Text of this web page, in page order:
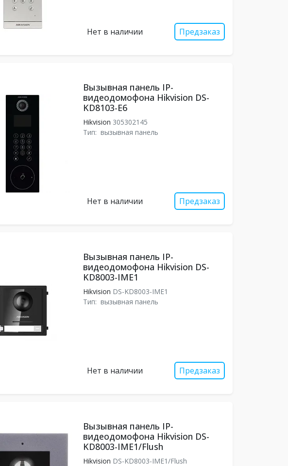
Нет в наличии Предзаказ
Вызывная панель IP-
видеодомофона Hikvision DS-
KD8103-E6
Hikvision 305302145
Тип: вызывная панель
Нет в наличии Предзаказ
Вызывная панель IP-
видеодомофона Hikvision DS-
KD8003-IME1
Hikvision DS-KD8003-IME1
Тип: вызывная панель
Нет в наличии Предзаказ
Вызывная панель IP-
видеодомофона Hikvision DS-
KD8003-IME1/Flush
Hikvision DS-KD8003-IME1/Flush